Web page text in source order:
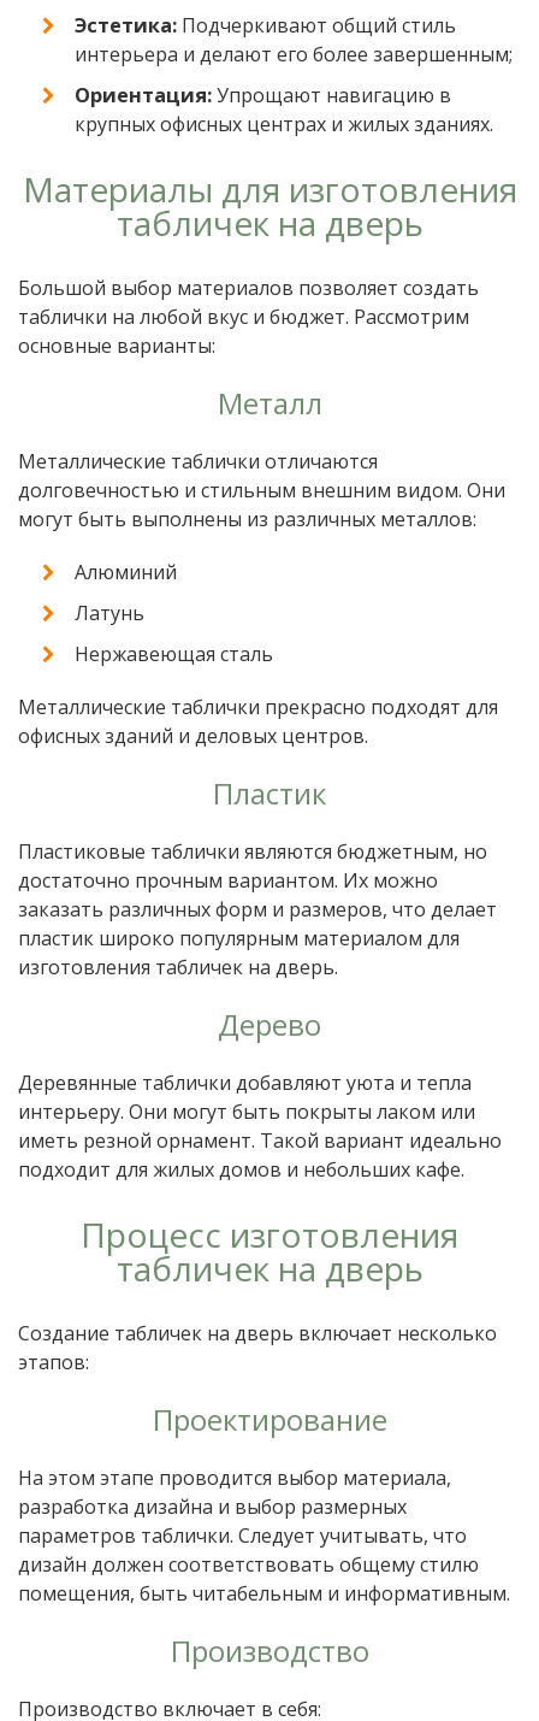
Эстетика: Подчеркивают общий стиль
интерьера и делают его более завершенным;
Ориентация:Упрощают навигацию в
крупных офисных центрах и жилых зданиях.
Материалы для изготовления
табличек на дверь
Большой выбор материалов позволяет создать
таблички на любой вкус и бюджет. Рассмотрим
основные варианты:
Металл
Металлические таблички отличаются
долговечностью и стильным внешним видом. Они
могут быть выполнены из различных металлов:
Алюминий
Латунь
Нержавеющая сталь
Металлические таблички прекрасно подходят для
офисных зданий и деловых центров.
Пластик
Пластиковые таблички являются бюджетным, но
достаточно прочным вариантом. Их можно
заказать различных форм и размеров, что делает
пластик широко популярным материалом для
изготовления табличек на дверь.
Дерево
Деревянные таблички добавляют уюта и тепла
интерьеру. Они могут быть покрыты лаком или
иметь резной орнамент. Такой вариант идеально
подходит для жилых домов и небольших кафе.
Процесс изготовления
табличек на дверь
Создание табличек на дверь включает несколько
этапов:
Проектирование
На этом этапе проводится выбор материала,
разработка дизайна и выбор размерных
параметров таблички. Следует учитывать, что
дизайн должен соответствовать общему стилю
помещения, быть читабельным и информативным.
Производство
Производство включает в себя: